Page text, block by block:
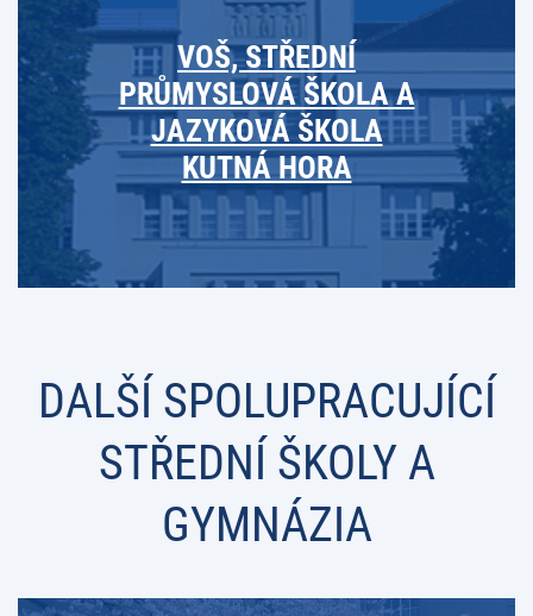
VOŠ, STŘEDNÍ
PRŮMYSLOVÁ ŠKOLA A
JAZYKOVÁ ŠKOLA
KUTNÁ HORA
DALŠÍ SPOLUPRACUJÍCÍ
STŘEDNÍ ŠKOLY A
GYMNÁZIA